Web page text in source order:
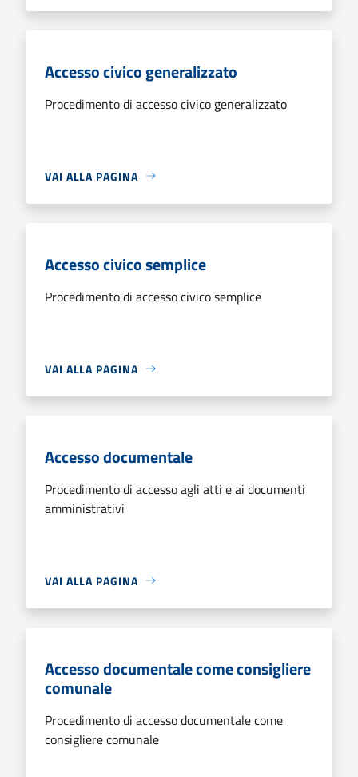
Accesso civico generalizzato
Procedimento di accesso civico generalizzato
VAI ALLA PAGINA
Accesso civico semplice
Procedimento di accesso civico semplice
VAI ALLA PAGINA
Accesso documentale
Procedimento di accesso agli atti e ai documenti
amministrativi
VAI ALLA PAGINA
Accesso documentale come consigliere
comunale
Procedimento di accesso documentale come
consigliere comunale